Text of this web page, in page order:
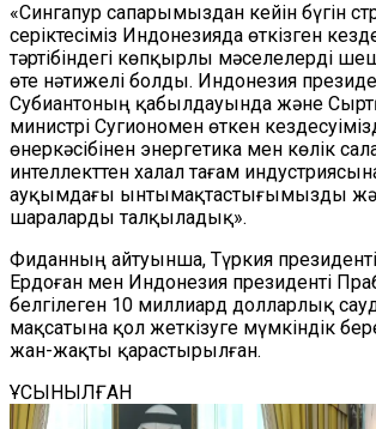
«Сингапур сапарымыздан кейін бүгін
серіктесіміз Индонезияда өткізген
тәртібіндегі көпқырлы мәселелерді
өте нәтижелі болды. Индонезия
Субиантоның қабылдауында және
министрі Сугиономен өткен
өнеркәсібінен энергетика мен көлік
интеллекттен халал тағам
ауқымдағы ынтымақтастығымызды
шараларды талқыладық».
Фиданның айтуынша, Түркия
Ердоған мен Индонезия президенті
белгілеген 10 миллиард долларлық
мақсатына қол жеткізуге мүмкіндік
жан-жақты қарастырылған.
ҰСЫНЫЛҒАН